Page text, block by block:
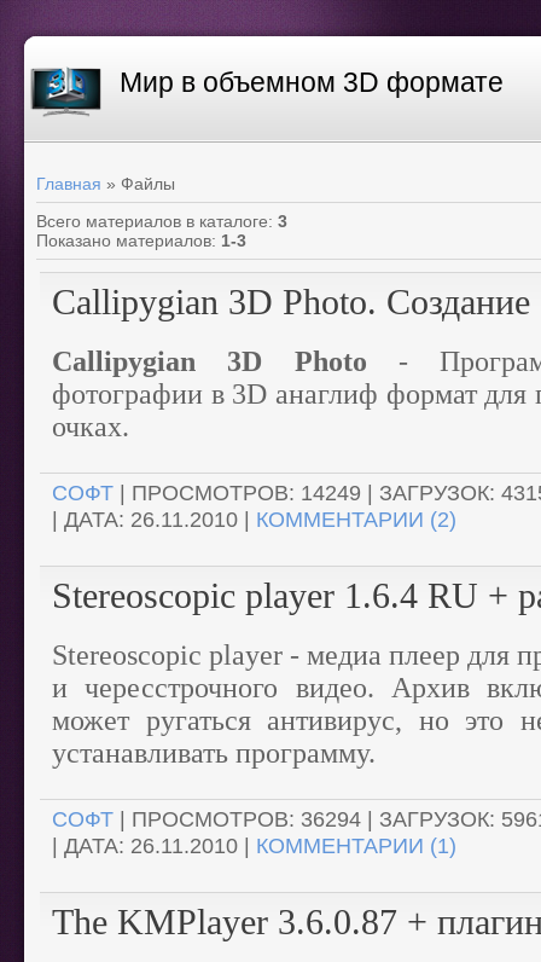
Мир в объемном 3D формате
Главная » Файлы
Всего материалов в каталоге: 3
Показано материалов: 1-3
Callipygian 3D Photo.
Callipygian 3D Photo -
фотографии в 3D анаглиф формат для
очках.
СОФТ | ПРОСМОТРОВ: 14249 | ЗАГРУЗОК:
| ДАТА: 26.11.2010 | КОММЕНТАРИИ (2)
Stereoscopic player 1.6.4 RU +
Stereoscopic player - медиа плеер для
и чересстрочного видео. Архив
может ругаться антивирус, но это
устанавливать программу.
СОФТ | ПРОСМОТРОВ: 36294 | ЗАГРУЗОК:
| ДАТА: 26.11.2010 | КОММЕНТАРИИ (1)
The KMPlayer 3.6.0.87 +